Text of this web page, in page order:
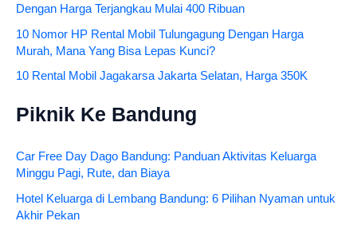
Dengan Harga Terjangkau Mulai 400 Ribuan
10 Nomor HP Rental Mobil Tulungagung Dengan Harga
Murah, Mana Yang Bisa Lepas Kunci?
10 Rental Mobil Jagakarsa Jakarta Selatan, Harga 350K
Piknik Ke Bandung
Car Free Day Dago Bandung: Panduan Aktivitas Keluarga
Minggu Pagi, Rute, dan Biaya
Hotel Keluarga di Lembang Bandung: 6 Pilihan Nyaman untuk
Akhir Pekan